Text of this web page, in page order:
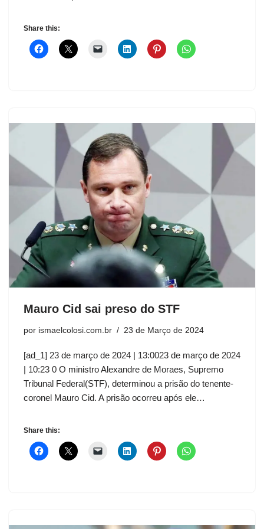
Share this:
Mauro Cid sai preso do STF
por ismaelcolosi.com.br 23 de Março de 2024
[ad_1] 23 de março de 2024 | 13:0023 de março de 2024
| 10:23 0 O ministro Alexandre de Moraes, Supremo
Tribunal Federal(STF), determinou a prisão do tenente-
coronel Mauro Cid. A prisão ocorreu após ele…
Share this: